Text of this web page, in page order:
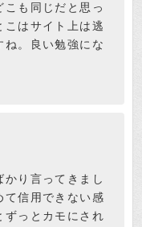
こも同じだと思っ
こはサイト上は逃
ね。良い勉強にな
り言ってきまし
て信用できない感
ずっとカモにされ